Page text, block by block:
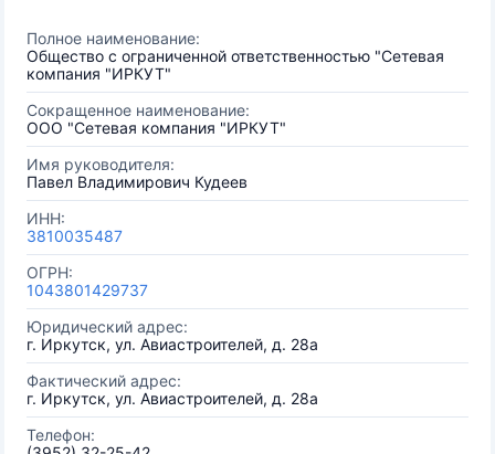
Полное наименование:
Общество с ограниченной ответственностью "Сетевая
компания "ИРКУТ"
Сокращенное наименование:
ООО "Сетевая компания "ИРКУТ"
Имя руководителя:
Павел Владимирович Кудеев
ИНН:
3810035487
ОГРН:
1043801429737
Юридический адрес:
г. Иркутск, ул. Авиастроителей, д. 28а
Фактический адрес:
г. Иркутск, ул. Авиастроителей, д. 28а
Телефон: